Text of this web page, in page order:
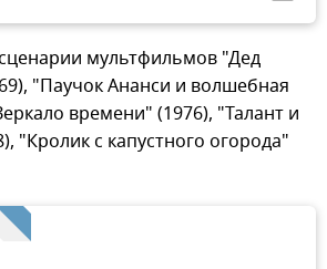
мультфильмов "Дед
"Паучок Ананси и волшебная
времени" (1976), "Талант и
"Кролик с капустного огорода"